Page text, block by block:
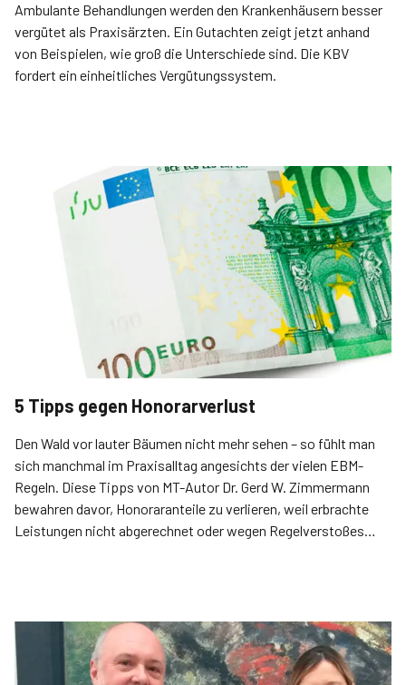
Ambulante Behandlungen werden den Krankenhäusern besser
vergütet als Praxisärzten. Ein Gutachten zeigt jetzt anhand
von Beispielen, wie groß die Unterschiede sind. Die KBV
fordert ein einheitliches Vergütungssystem.
5 Tipps gegen Honorarverlust
Den Wald vor lauter Bäumen nicht mehr sehen – so fühlt man
sich manchmal im Praxisalltag angesichts der vielen EBM-
Regeln. Diese Tipps von MT-Autor Dr. Gerd W. Zimmermann
bewahren davor, Honoraranteile zu verlieren, weil erbrachte
Leistungen nicht abgerechnet oder wegen Regelverstoßes